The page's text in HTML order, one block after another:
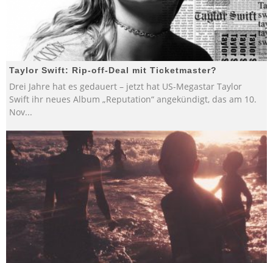
Taylor Swift: Rip-off-Deal mit Ticketmaster?
Drei Jahre hat es gedauert – jetzt hat US-Megastar Taylor
Swift ihr neues Album „Reputation“ angekündigt, das am 10.
Nov...